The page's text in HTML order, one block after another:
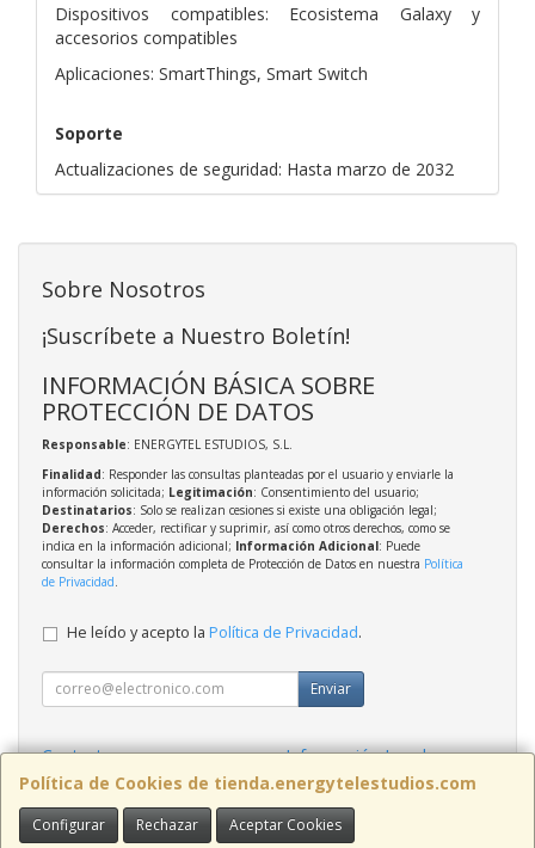
Dispositivos compatibles: Ecosistema Galaxy y
accesorios compatibles
Aplicaciones: SmartThings, Smart Switch
Soporte
Actualizaciones de seguridad: Hasta marzo de 2032
Política de Cookies de tienda.energytelestudios.com
Configurar Rechazar Aceptar Cookies
Sobre Nosotros
¡Suscríbete a Nuestro Boletín!
INFORMACIÓN BÁSICA SOBRE
PROTECCIÓN DE DATOS
Responsable: ENERGYTEL ESTUDIOS, S.L.
Finalidad: Responder las consultas planteadas por el usuario y enviarle la
información solicitada; Legitimación: Consentimiento del usuario;
Destinatarios: Solo se realizan cesiones si existe una obligación legal;
Derechos: Acceder, rectificar y suprimir, así como otros derechos, como se
indica en la información adicional; Información Adicional: Puede
consultar la información completa de Protección de Datos en nuestra Política
de Privacidad
He leído y acepto la Política de Privacidad.
Enviar
Contacto
Información Legal
Política Privacidad
Política de Cookies
Contacto